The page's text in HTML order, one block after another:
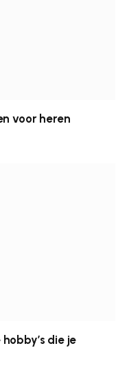
voor heren
die je